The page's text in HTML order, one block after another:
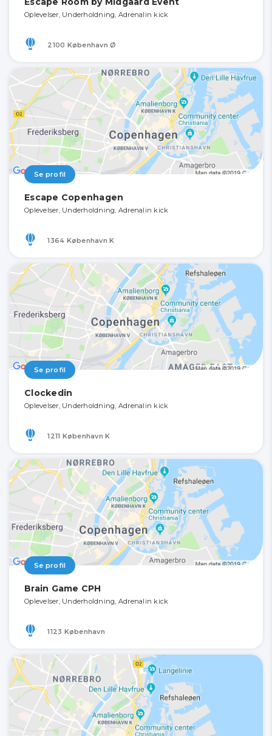
Oplevelser, Underholdning, Adrenalin kick
2100 København Ø
Se profil
Escape Copenhagen
Oplevelser, Underholdning, Adrenalin kick
1364 København K
Se profil
Clockedin
Oplevelser, Underholdning, Adrenalin kick
1211 København K
Se profil
Brain Game CPH
Oplevelser, Underholdning, Adrenalin kick
1123 København